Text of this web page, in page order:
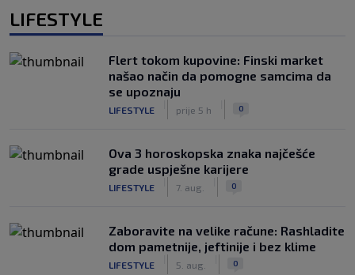
LIFESTYLE
Flert tokom kupovine: Finski market
našao način da pomogne samcima da
se upoznaju
LIFESTYLE prije 5 h 0
Ova 3 horoskopska znaka najčešće
grade uspješne karijere
LIFESTYLE 7. aug. 0
Zaboravite na velike račune: Rashladite
dom pametnije, jeftinije i bez klime
LIFESTYLE 5. aug. 0